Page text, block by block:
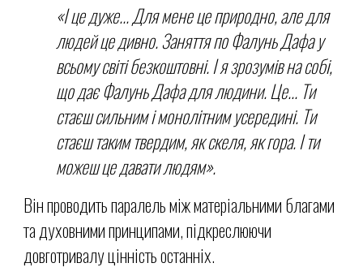
«І це дуже... Для мене це природно, але для
людей це дивно. Заняття по Фалунь Дафа у
всьому світі безкоштовні. І я зрозумів на собі,
що дає Фалунь Дафа для людини. Це... Ти
стаєш сильним і монолітним усередині. Ти
стаєш таким твердим, як скеля, як гора. І ти
можеш це давати людям».
Він проводить паралель між матеріальними благами
та духовними принципами, підкреслюючи
довготривалу цінність останніх.